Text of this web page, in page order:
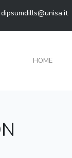
dipsumdills@unisa.it
HOME